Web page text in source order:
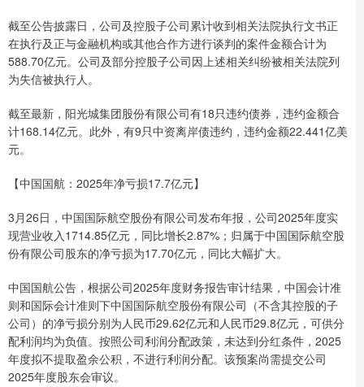
截至公告披露日，公司及控股子公司累计收到相关法院执行文书正
在执行及正与金融机构或其他合作方进行谈判的案件金额合计为
588.70亿元。公司及部分控股子公司因上述相关纠纷被相关法院列
为失信被执行人。
截至最新，阳光城集团股份有限公司有18只违约债券，违约金额合
计168.14亿元。此外，有9只中资离岸债违约，违约金额22.441亿美
元。
【中国国航：2025年净亏损17.7亿元】
3月26日，中国国际航空股份有限公司发布年报，公司2025年度实
现营业收入1714.85亿元，同比增长2.87%；归属于中国国际航空股
份有限公司股东的净亏损为17.70亿元，同比大幅扩大。
中国国航公告，根据公司2025年度财务报告审计结果，中国会计准
则和国际会计准则下中国国际航空股份有限公司（不含其控股的子
公司）的净亏损分别为人民币29.62亿元和人民币29.8亿元，可供分
配利润均为负值。按照公司利润分配政策，未达到分红条件，2025
年度拟不提取盈余公积，不进行利润分配。该预案尚需提交公司
2025年度股东会审议。